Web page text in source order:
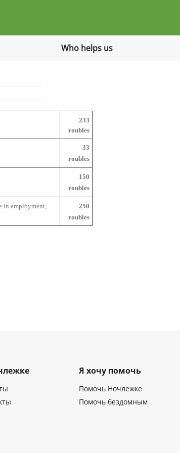
Who helps us
233
roubles
33
roubles
150
roubles
in employment,
250
roubles
Я хочу помочь
Помочь Ночлежке
Помочь бездомным